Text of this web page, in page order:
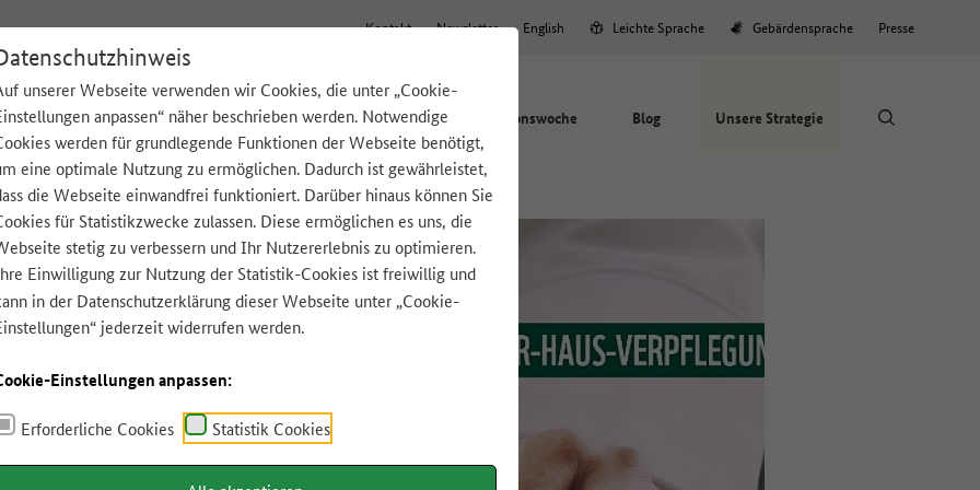
unserer Webseite verwenden wir Cookies, die unter „Cookie-
anpassen“ näher beschrieben werden. Notwendige
werden für grundlegende Funktionen der Webseite benötigt,
eine optimale Nutzung zu ermöglichen. Dadurch ist gewährleistet,
die Webseite einwandfrei funktioniert. Darüber hinaus können Sie
für Statistikzwecke zulassen. Diese ermöglichen es uns, die
stetig zu verbessern und Ihr Nutzererlebnis zu optimieren.
Einwilligung zur Nutzung der Statistik-Cookies ist freiwillig und
in der Datenschutzerklärungdieser Webseite unter „Cookie-
jederzeit widerrufen werden.
Einstellungen anpassen:
Erforderliche Cookies Statistik Cookies
Kontakt Newsletter English Leichte Sprache Gebärdensprache Presse
Tipps für zu Hause Lebensmittel A-Z App Aktionswoche Blog Unsere Strategie